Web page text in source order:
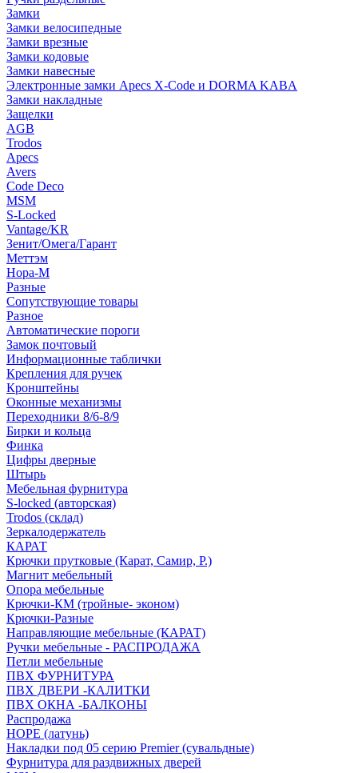
Замки
Замки велосипедные
Замки врезные
Замки кодовые
Замки навесные
Электронные замки Apecs X-Code и DORMA KABA
Замки накладные
Защелки
AGB
Trodos
Apecs
Avers
Code Deco
MSM
S-Locked
Vantage/KR
Зенит/Омега/Гарант
Меттэм
Нора-М
Разные
Сопутствующие товары
Разное
Автоматические пороги
Замок почтовый
Информационные таблички
Крепления для ручек
Кронштейны
Оконные механизмы
Переходники 8/6-8/9
Бирки и кольца
Финка
Цифры дверные
Штырь
Мебельная фурнитура
S-locked (авторская)
Trodos (склад)
Зеркалодержатель
КАРАТ
Крючки прутковые (Карат, Самир, Р.)
Магнит мебельный
Опора мебельные
Крючки-КМ (тройные- эконом)
Крючки-Разные
Направляющие мебельные (КАРАТ)
Ручки мебельные - РАСПРОДАЖА
Петли мебельные
ПВХ ФУРНИТУРА
ПВХ ДВЕРИ -КАЛИТКИ
ПВХ ОКНА -БАЛКОНЫ
Распродажа
HOPE (латунь)
Накладки под 05 серию Premier (сувальдные)
Фурнитура для раздвижных дверей